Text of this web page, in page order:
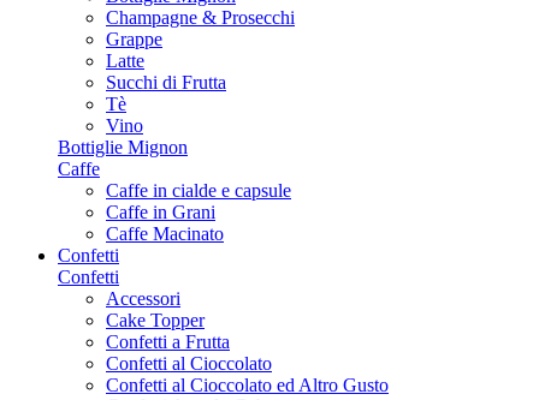
Champagne & Prosecchi
Grappe
Latte
Succhi di Frutta
Tè
Vino
Bottiglie Mignon
Caffe
Caffe in cialde e capsule
Caffe in Grani
Caffe Macinato
Confetti
Confetti
Accessori
Cake Topper
Confetti a Frutta
Confetti al Cioccolato
Confetti al Cioccolato ed Altro Gusto